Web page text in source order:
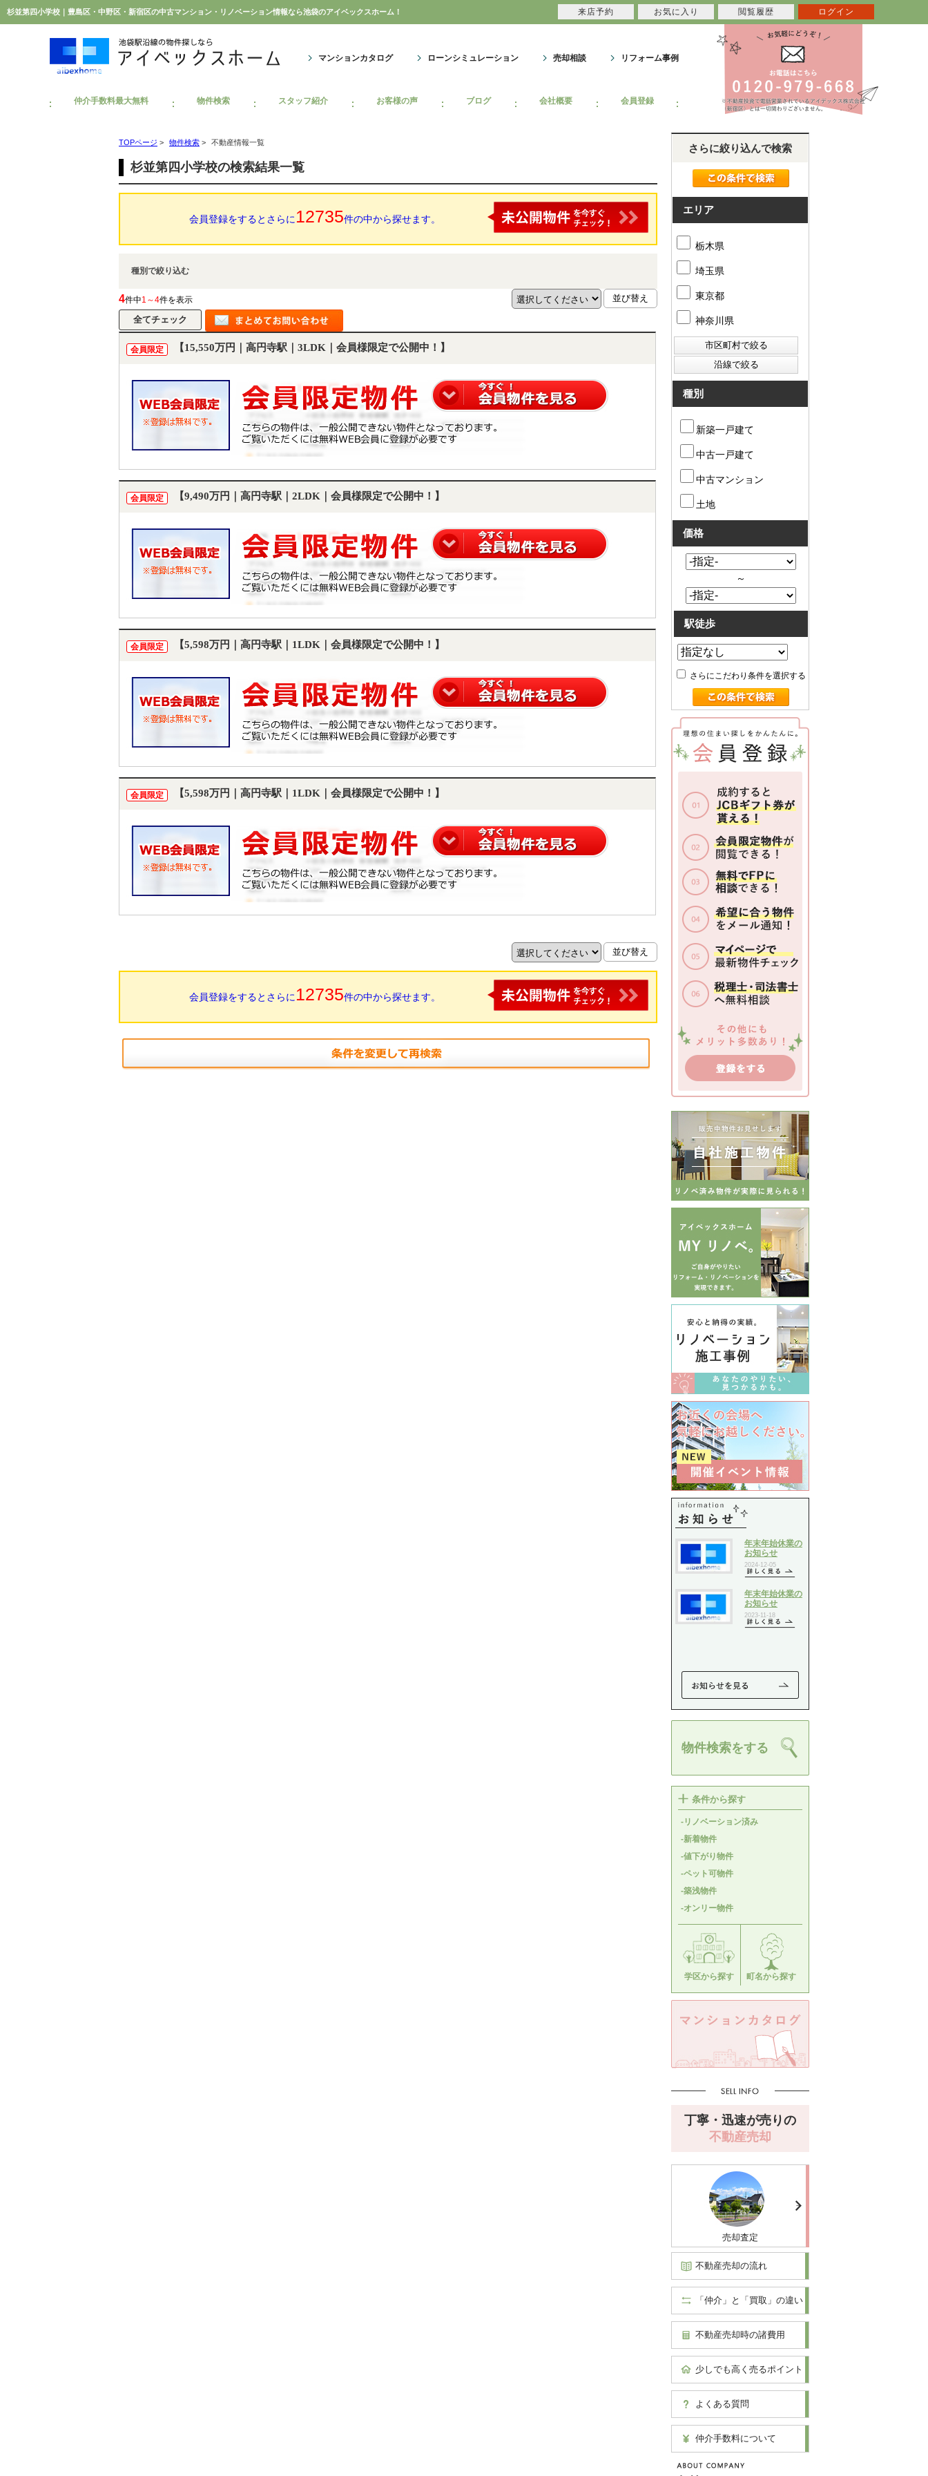
杉並第四小学校｜豊島区・中野区・新宿区の中古マンション・リノベーション情報なら池袋のアイベックスホーム！
マンションカタログ ローンシミュレーション 売却相談 リフォーム事例
仲介手数料最大無料 物件検索 スタッフ紹介 お客様の声 ブログ 会社概要 会員登録
TOPページ > 物件検索 > 不動産情報一覧
杉並第四小学校の検索結果一覧
会員登録をするとさらに 12735件の中から探せます。
種別で絞り込む
4件中1～4件を表示
会員限定 【15,550万円｜高円寺駅｜3LDK｜会員様限定で公開中！】
会員限定 【9,490万円｜高円寺駅｜2LDK｜会員様限定で公開中！】
会員限定 【5,598万円｜高円寺駅｜1LDK｜会員様限定で公開中！】
会員限定 【5,598万円｜高円寺駅｜1LDK｜会員様限定で公開中！】
会員登録をするとさらに 12735件の中から探せます。
さらに絞り込んで検索
エリア
栃木県
埼玉県
東京都
神奈川県
種別
新築一戸建て
中古一戸建て
中古マンション
土地
価格
～
駅徒歩
さらにこだわり条件を選択する
物件検索をする
条件から探す
-リノベーション済み
-新着物件
-値下がり物件
-ペット可物件
-築浅物件
-オンリー物件
学区から探す 町名から探す
丁寧・迅速が売りの
不動産売却
売却査定
不動産売却の流れ
「仲介」と「買取」の違い
不動産売却時の諸費用
少しでも高く売るポイント
よくある質問
仲介手数料について
来店予約 お気に入り 閲覧履歴 ログイン